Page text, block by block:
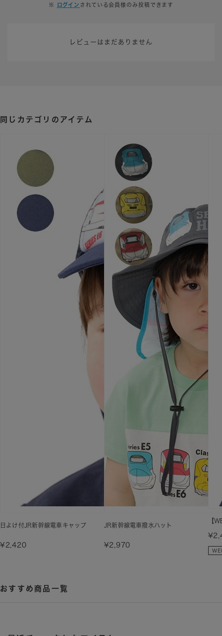
※ ログイン されている会員様のみ投稿できます
レビューはまだありません
同じカテゴリのアイテム
日よけ付JR新幹線電車キャップ
¥2,420
JR新幹線電車撥水ハット
¥2,970
【
おすすめ商品一覧